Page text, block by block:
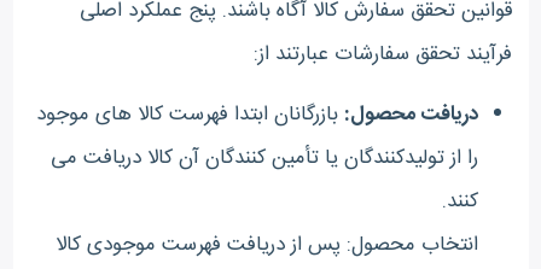
قوانین تحقق سفارش کالا آگاه باشند. پنج عملکرد اصلی
فرآیند تحقق سفارشات عبارتند از:
دریافت محصول: بازرگانان ابتدا فهرست کالا های موجود
را از تولیدکنندگان یا تأمین کنندگان آن کالا دریافت می
کنند.
انتخاب محصول: پس از دریافت فهرست موجودی کالا